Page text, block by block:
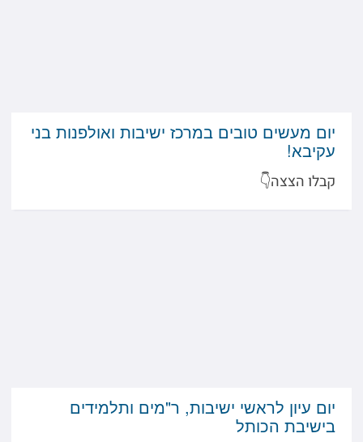
יום מעשים טובים במרכז ישיבות ואולפנות בני
עקיבא!
קבלו הצצה👇
יום עיון לראשי ישיבות, ר"מים ותלמידים
בישיבת הכותל